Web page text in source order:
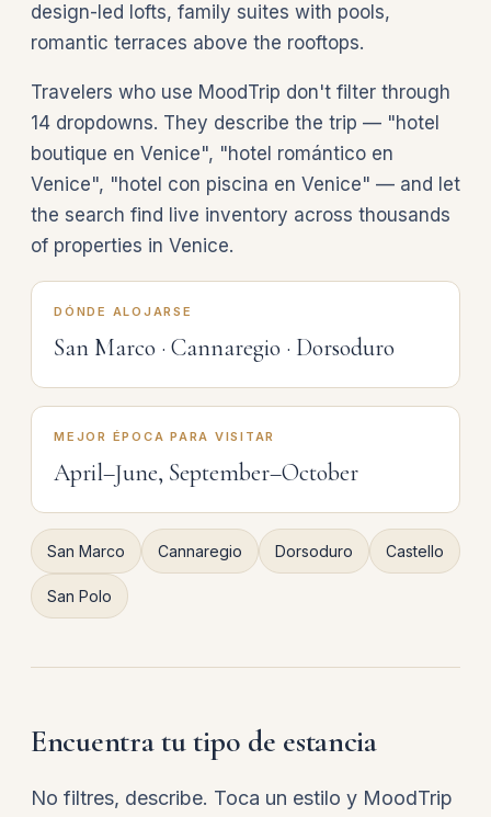
design-led lofts, family suites with pools,
romantic terraces above the rooftops.
Travelers who use MoodTrip don't filter through
14 dropdowns. They describe the trip — "hotel
boutique en Venice", "hotel romántico en
Venice", "hotel con piscina en Venice" — and let
the search find live inventory across thousands
of properties in Venice.
DÓNDE ALOJARSE
San Marco · Cannaregio · Dorsoduro
MEJOR ÉPOCA PARA VISITAR
April–June, September–October
San Marco Cannaregio Dorsoduro Castello
San Polo
Encuentra tu tipo de estancia
No filtres, describe. Toca un estilo y MoodTrip